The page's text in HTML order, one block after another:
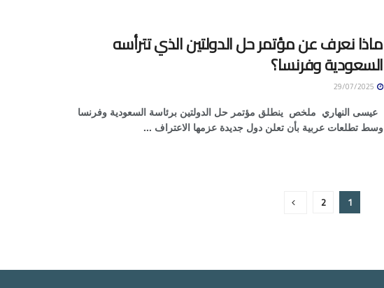
ماذا نعرف عن مؤتمر حل الدولتين الذي تترأسه
السعودية وفرنسا؟
عيسى النهاري ملخص ينطلق مؤتمر حل الدولتين برئاسة السعودية وفرنسا
وسط تطلعات عربية بأن تعلن دول جديدة عزمها الاعتراف ...
1
2